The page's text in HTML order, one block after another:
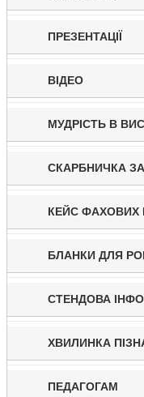
ПРЕЗЕНТАЦІЇ
ВІДЕО
МУДРІСТЬ В
СКАРБНИЧКА
КЕЙС ФАХОВИХ
БЛАНКИ ДЛЯ
СТЕНДОВА
ХВИЛИНКА
ПЕДАГОГАМ